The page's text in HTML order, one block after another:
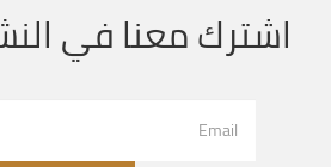
اشترك معنا في